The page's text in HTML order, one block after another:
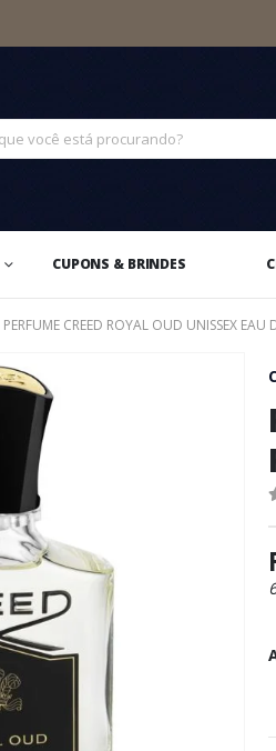
CUPONS & BRINDES
PERFUME CREED ROYAL OUD UNISSEX EAU